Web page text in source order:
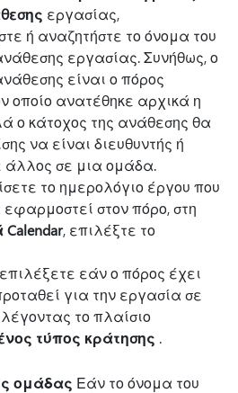
εργασίας,
ή αναζητήστε το όνομα του
εργασίας. Συνήθως, ο
είναι ο πόρος
οποίο ανατέθηκε αρχικά η
ο κάτοχος της ανάθεσης θα
να είναι διευθυντής ή
άλλος σε μια ομάδα.
το ημερολόγιο έργου που
στον πόρο, στη
, επιλέξτε το
εάν ο πόρος έχει
για την εργασία σε
το πλαίσιο
τύπος κράτησης .
ομάδας Εάν το όνομα του